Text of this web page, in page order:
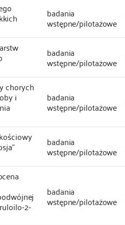
badania
wstępne/pilotażowe
badania
wstępne/pilotażowe
chorych
i badania
wstępne/pilotażowe
badania
wstępne/pilotażowe
2-
badania
wstępne/pilotażowe